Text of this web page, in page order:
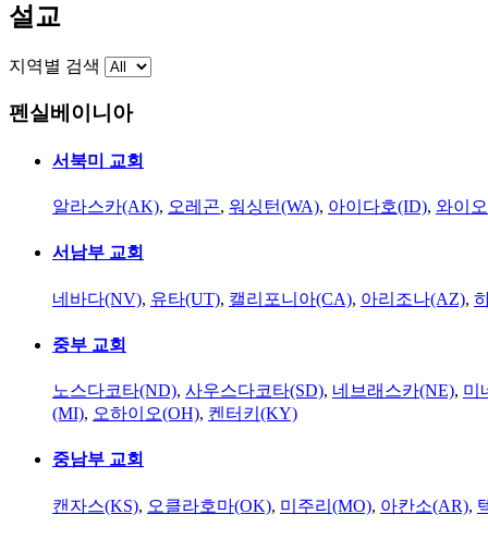
설교
지역별 검색
펜실베이니아
서북미 교회
알라스카(AK), 오레곤, 워싱턴(WA), 아이다호(ID), 와이
서남부 교회
네바다(NV), 유타(UT), 캘리포니아(CA), 아리조나(AZ),
중부 교회
노스다코타(ND), 사우스다코타(SD), 네브래스카(NE), 미
(MI), 오하이오(OH), 켄터키(KY)
중남부 교회
캔자스(KS), 오클라호마(OK), 미주리(MO), 아칸소(AR),